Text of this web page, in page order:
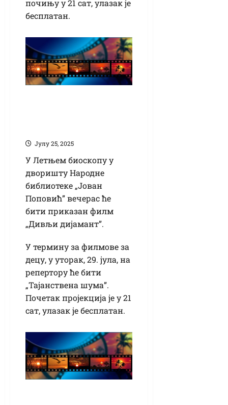
почињу у 21 сат, улазак је
бесплатан.
Јулy 25, 2025
У Летњем биоскопу у
дворишту Народне
библиотеке „Јован
Поповић” вечерас ће
бити приказан филм
„Дивљи дијамант”.
У термину за филмове за
децу, у уторак, 29. јула, на
репертору ће бити
„Тајанствена шума”.
Почетак пројекција је у 21
сат, улазак је бесплатан.